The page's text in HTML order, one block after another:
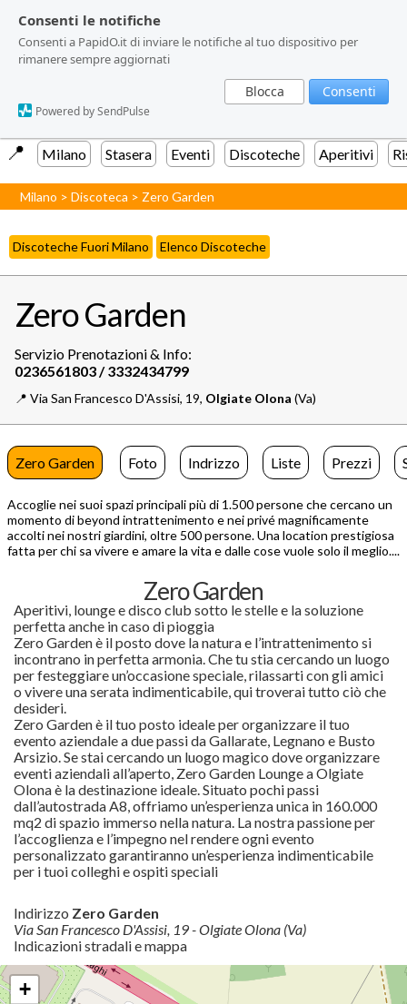
Consenti le notifiche
Consenti a PapidO.it di inviare le notifiche al tuo dispositivo per
rimanere sempre aggiornati
Blocca Consenti
Powered by SendPulse
Consenti le notifiche
Consenti a PapidO.it di inviare le notifiche al tuo dispositivo per
rimanere sempre aggiornati
Blocca Consenti
Powered by SendPulse
📍️ Milano Stasera Eventi Discoteche Aperitivi
Milano >Discoteca > Zero Garden
Discoteche Fuori Milano Elenco Discoteche
Zero Garden
Servizio Prenotazioni & Info:
📍️ Via San Francesco D'Assisi, 19, Olgiate Olona (Va)
Zero Garden Foto Indrizzo Liste Prezzi
Accoglie nei suoi spazi principali più di 1.500 persone che cercano un
momento di beyond intrattenimento e nei privé magnificamente
accolti nei nostri giardini, oltre 500 persone. Una location prestigiosa
fatta per chi sa vivere e amare la vita e dalle cose vuole solo il meglio....
Zero Garden
Aperitivi, lounge e disco club sotto le stelle e la soluzione
perfetta anche in caso di pioggia
Zero Garden è il posto dove la natura e l’intrattenimento si
incontrano in perfetta armonia. Che tu stia cercando un luogo
per festeggiare un’occasione speciale, rilassarti con gli amici
o vivere una serata indimenticabile, qui troverai tutto ciò che
desideri.
Zero Garden è il tuo posto ideale per organizzare il tuo
evento aziendale a due passi da Gallarate, Legnano e Busto
Arsizio. Se stai cercando un luogo magico dove organizzare
eventi aziendali all’aperto, Zero Garden Lounge a Olgiate
Olona è la destinazione ideale. Situato pochi passi
dall’autostrada A8, offriamo un’esperienza unica in 160.000
mq2 di spazio immerso nella natura. La nostra passione per
l’accoglienza e l’impegno nel rendere ogni evento
personalizzato garantiranno un’esperienza indimenticabile
per i tuoi colleghi e ospiti speciali
Indirizzo Zero Garden
Via San Francesco D'Assisi, 19 - Olgiate Olona (Va)
Indicazioni stradali e mappa
+